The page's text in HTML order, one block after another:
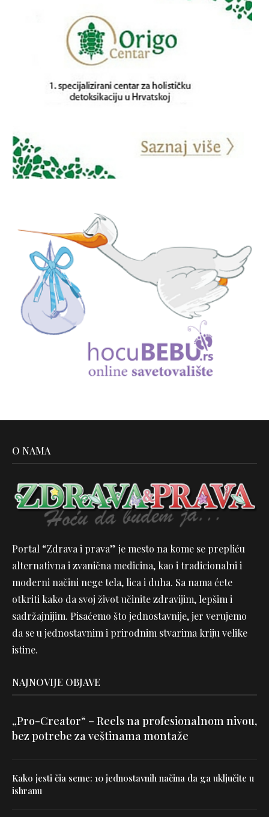
O NAMA
Portal “Zdrava i prava” je mesto na kome se prepliću
alternativna i zvanična medicina, kao i tradicionalni i
moderni načini nege tela, lica i duha. Sa nama ćete
otkriti kako da svoj život učinite zdravijim, lepšim i
sadržajnijim. Pisaćemo što jednostavnije, jer verujemo
da se u jednostavnim i prirodnim stvarima kriju velike
istine.
NAJNOVIJE OBJAVE
„Pro-Creator“ – Reels na profesionalnom nivou,
bez potrebe za veštinama montaže
Kako jesti čia seme: 10 jednostavnih načina da ga uključite u
ishranu